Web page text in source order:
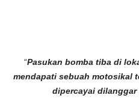
“Pasukan bomba tiba di
mendapati sebuah motosikal
dipercayai dilanggar